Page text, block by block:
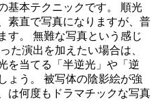
基本テクニックです。 順光
素直で写真になりますが、普
す。 無難な写真という感じ
た演出を加えたい場合は、
を当てる「半逆光」や「逆
ょう。 被写体の陰影絵が強
は何度もドラマチックな写真